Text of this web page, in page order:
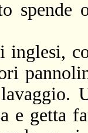
inglesi,
e getta